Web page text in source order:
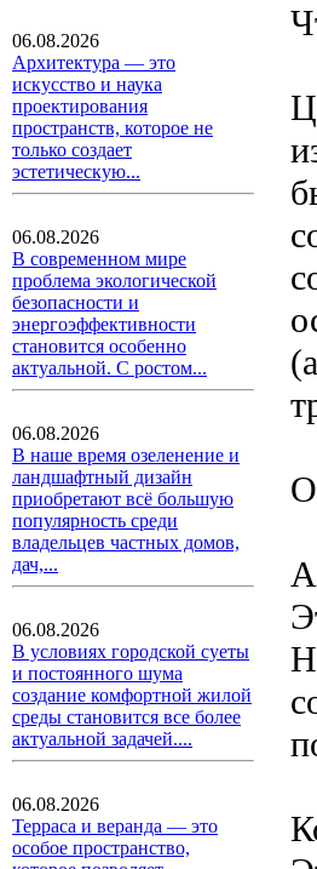
06.08.2026
Архитектура — это
искусство и наука
проектирования
пространств, которое не
только создает
эстетическую...
06.08.2026
В современном мире
проблема экологической
безопасности и
энергоэффективности
становится особенно
актуальной. С ростом...
06.08.2026
В наше время озеленение и
ландшафтный дизайн
приобретают всё большую
популярность среди
владельцев частных домов,
дач,...
06.08.2026
В условиях городской суеты
и постоянного шума
создание комфортной жилой
среды становится все более
актуальной задачей....
06.08.2026
Терраса и веранда — это
особое пространство,